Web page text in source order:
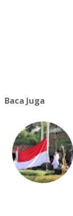
Baca Juga